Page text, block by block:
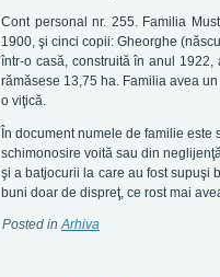
Cont personal nr. 255. Familia
1900, şi cinci copii: Gheorghe
într-o casă, construită în anul
rămăsese 13,75 ha. Familia avea
o viţică.
În document numele de familie este
schimonosire voită sau din
şi a batjocurii la care au fost supuşi
buni doar de dispreţ, ce rost mai
Posted in Arhiva